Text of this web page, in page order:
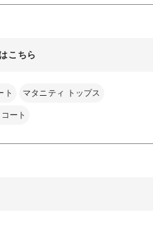
こちら
ト マタニティ トップス
ート